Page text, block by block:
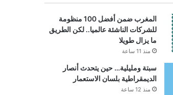
المغرب ضمن أفضل 100 منظومة
للشركات الناشئة عالميا.. لكن الطريق
ما يزال طويلا
منذ 11 ساعة
سبتة ومليلية… حين يتحدث أنصار
الديمقراطية بلسان الاستعمار
منذ 12 ساعة